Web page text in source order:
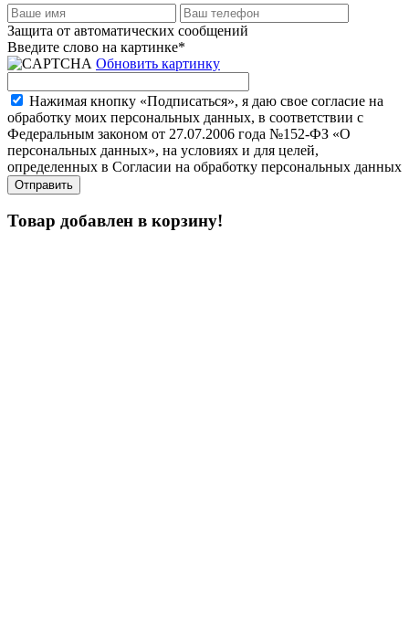
Защита от автоматических сообщений
Введите слово на картинке*
Обновить картинку
Нажимая кнопку «Подписаться», я даю свое согласие на
обработку моих персональных данных, в соответствии с
Федеральным законом от 27.07.2006 года №152-ФЗ «О
персональных данных», на условиях и для целей,
определенных в Согласии на обработку персональных данных
Товар добавлен в корзину!